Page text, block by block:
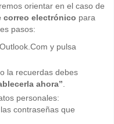
orientar en el caso de
correo electrónico para
pasos:
y pulsa
la recuerdas debes
ahora”
personales:
contraseñas que